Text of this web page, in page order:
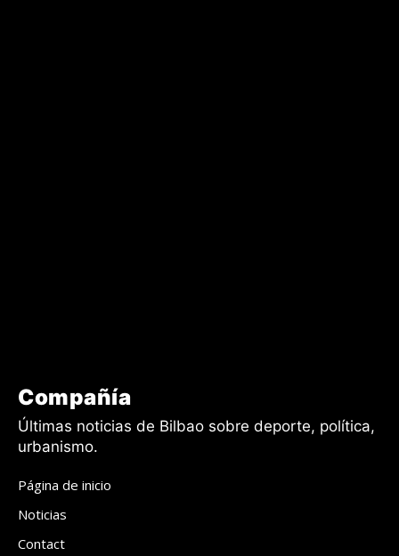
Compañía
Últimas noticias de Bilbao sobre deporte, política,
urbanismo.
Página de inicio
Noticias
Contact